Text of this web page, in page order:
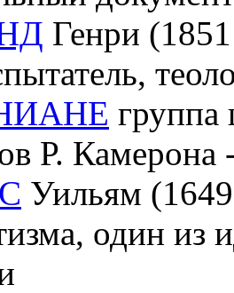
Генри
группа
Р. Камерона
Уильям
один из